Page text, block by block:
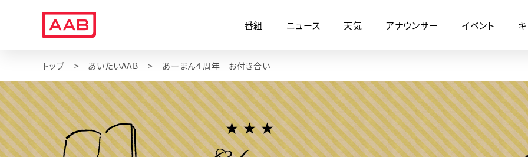
番組 ニュース 天気 アナウンサー イベント
トップ あいたいAAB あーまん４周年 お付き合い